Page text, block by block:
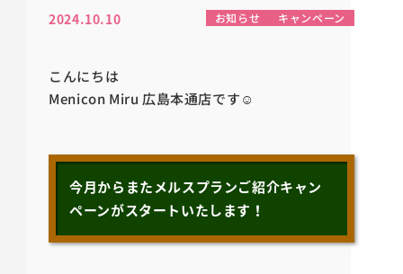
2024.10.10 お知らせ キャンペーン
こんにちは
Menicon Miru 広島本通店です☺
今月からまたメルスプランご紹介キャン
ペーンがスタートいたします！